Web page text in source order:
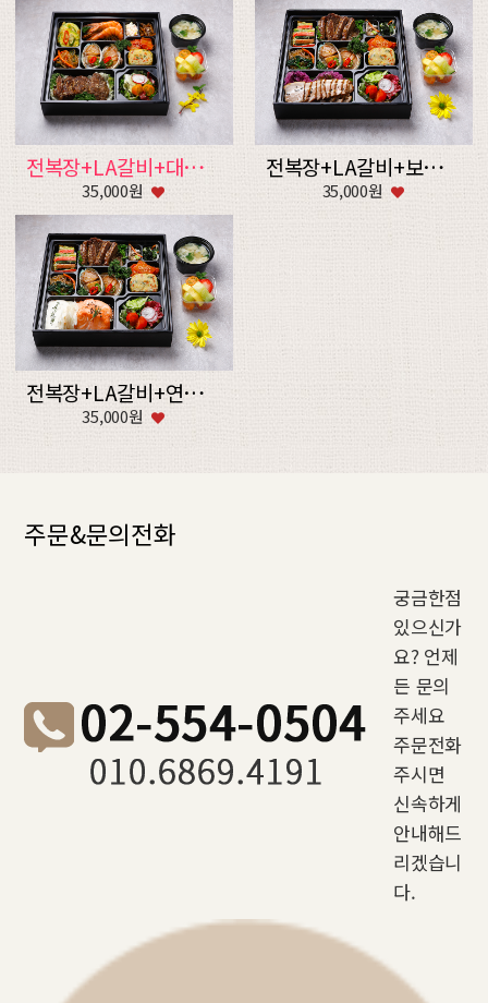
전복장+LA갈비+대하버터구이+후식
35,000원
전복장+LA갈비+보쌈+후식
35,000원
전복장+LA갈비+연어스테이크+후식
35,000원
주문&문의전화
궁금한점
있으신가
요? 언제
든 문의
주세요
주문전화
주시면
신속하게
안내해드
리겠습니
다.